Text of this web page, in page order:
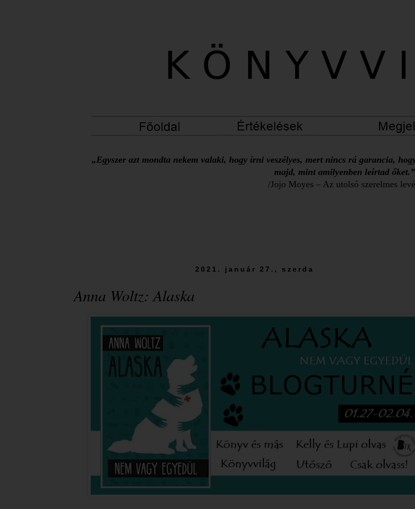
„Egyszer azt mondta nekem valaki, hogy írni veszélyes, mert nincs rá garancia,
majd, mint amilyenben leírtad őket.”
/Jojo Moyes – Az utolsó szerelmes
2021. január 27., szerda
Anna Woltz: Alaska